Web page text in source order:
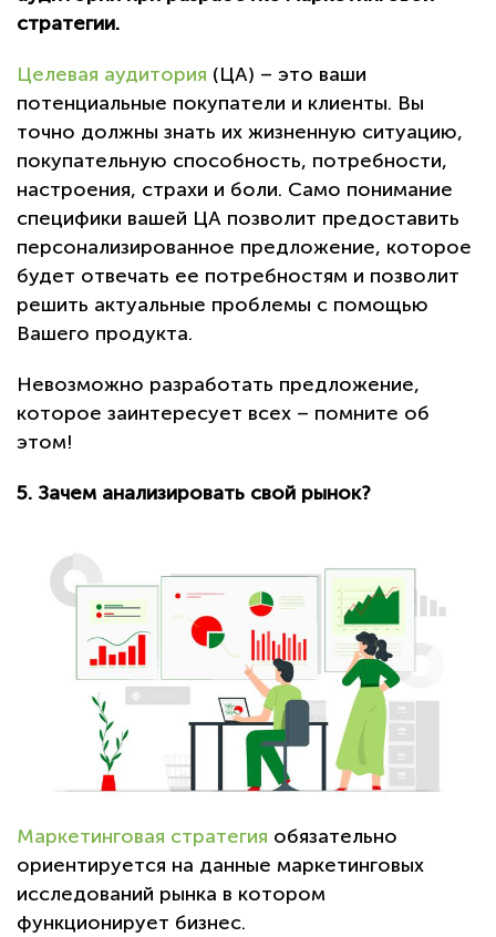
стратегии.
Целевая аудитория (ЦА) – это ваши
потенциальные покупатели и клиенты. Вы
точно должны знать их жизненную ситуацию,
покупательную способность, потребности,
настроения, страхи и боли. Само понимание
специфики вашей ЦА позволит предоставить
персонализированное предложение, которое
будет отвечать ее потребностям и позволит
решить актуальные проблемы с помощью
Вашего продукта.
Невозможно разработать предложение,
которое заинтересует всех – помните об
этом!
5. Зачем анализировать свой рынок?
Маркетинговая стратегия обязательно
ориентируется на данные маркетинговых
исследований рынка в котором
функционирует бизнес.